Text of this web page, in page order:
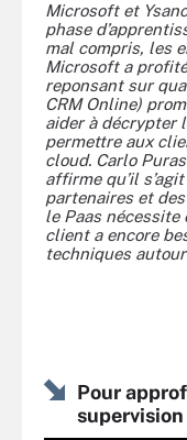
Microsoft et
phase
mal compris, les
Microsoft a
reponsant sur
CRM Online)
aider à décrypter
permettre aux
cloud. Carlo
affirme qu’il
partenaires et
le Paas nécessite
client a encore
techniques
Pour